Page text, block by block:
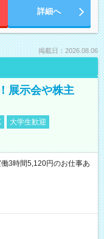
詳細へ
掲載日：2026.08.06
展示会や株主
大学生歓迎
3時間5,120円のお仕事あ